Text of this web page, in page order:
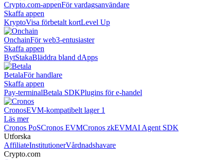
Crypto.com-appenFör vardagsanvändare
Skaffa appen
KryptoVisa förbetalt kortLevel Up
OnchainFör web3-entusiaster
Skaffa appen
BytStakaBläddra bland dApps
BetalaFör handlare
Skaffa appen
Pay-terminalBetala SDKPlugins för e-handel
CronosEVM-kompatibelt lager 1
Läs mer
Cronos PoSCronos EVMCronos zkEVMAI Agent SDK
Utforska
AffiliateInstitutionerVårdnadshavare
Crypto.com